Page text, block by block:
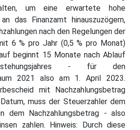
um eine erwartete hohe
das Finanzamt hinauszuzögern,
nach den Regelungen der
6 % pro Jahr (0,5 % pro Monat)
beginnt 15 Monate nach Ablauf
- für den
2021 also am 1. April 2023.
mit Nachzahlungsbetrag
muss der Steuerzahler dem
dem Nachzahlungsbetrag - also
zahlen. Hinweis: Durch diese